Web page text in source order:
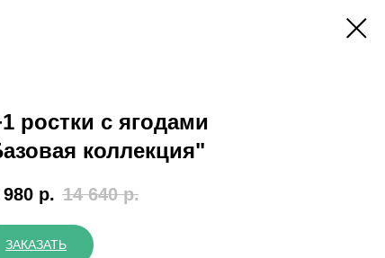
ростки с ягодами
коллекция"
980 р. 14 640 р.
ЗАКАЗАТЬ